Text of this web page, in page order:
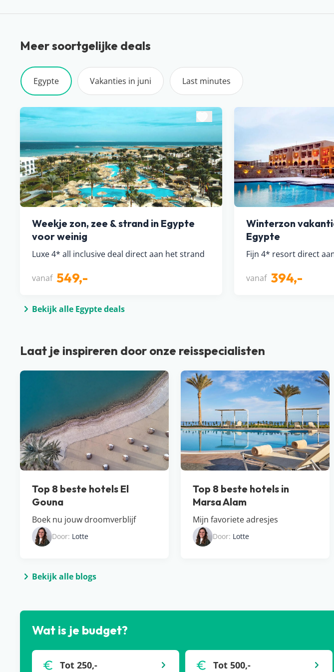
Meer soortgelijke deals
Egypte Vakanties in juni Last minutes
Weekje zon, zee & strand in Egypte
voor weinig
Luxe 4* all inclusive deal direct aan het strand
vanaf 549,-
Winterzon
Egypte
Fijn 4* resort direct
vanaf 394,-
Bekijk alle Egypte deals
Laat je inspireren door onze reisspecialisten
Top 8 beste hotels El
Gouna
Boek nu jouw droomverblijf
Door: Lotte
Top 8 beste hotels in
Marsa Alam
Mijn favoriete adresjes
Door: Lotte
Bekijk alle blogs
Wat is je budget?
Tot 250,- Tot 500,-